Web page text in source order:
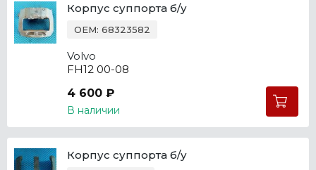
Корпус суппорта б/у
OEM: 68323582
Volvo
FH12 00-08
4 600 ₽
В наличии
Корпус суппорта б/у